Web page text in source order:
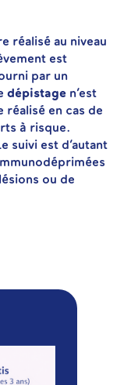
réalisé au niveau
est
par un
dépistage n’est
réalisé en cas de
à risque.
suivi est d’autant
ou de